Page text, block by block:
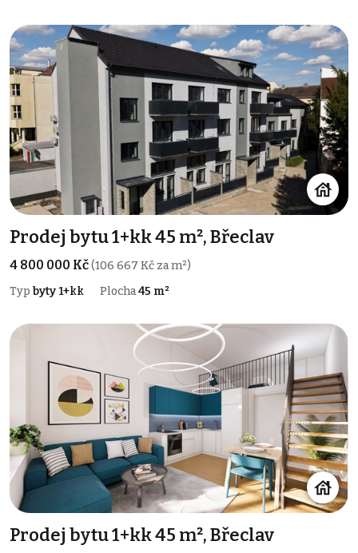
Prodej bytu 1+kk 45 m², Břeclav
4 800 000 Kč(106 667 Kč za m²)
Typ byty 1+kk Plocha45 m²
Prodej bytu 1+kk 45 m², Břeclav